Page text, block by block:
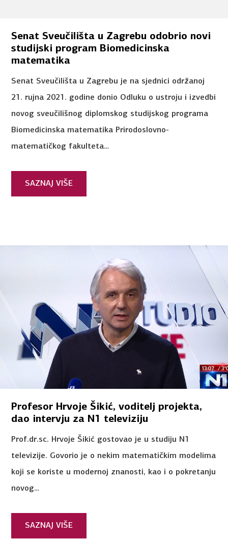
Senat Sveučilišta u Zagrebu odobrio novi
studijski program Biomedicinska
matematika
Senat Sveučilišta u Zagrebu je na sjednici održanoj
21. rujna 2021. godine donio Odluku o ustroju i izvedbi
novog sveučilišnog diplomskog studijskog programa
Biomedicinska matematika Prirodoslovno-
matematičkog fakulteta…
SAZNAJ VIŠE
Profesor Hrvoje Šikić, voditelj projekta,
dao intervju za N1 televiziju
Prof.dr.sc. Hrvoje Šikić gostovao je u studiju N1
televizije. Govorio je o nekim matematičkim modelima
koji se koriste u modernoj znanosti, kao i o pokretanju
novog…
SAZNAJ VIŠE